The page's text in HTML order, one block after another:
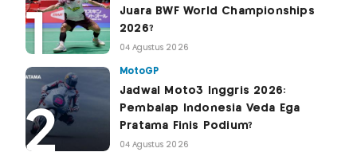
Juara BWF World Championships
2026?
04 Agustus 2026
MotoGP
Jadwal Moto3 Inggris 2026:
Pembalap Indonesia Veda Ega
Pratama Finis Podium?
04 Agustus 2026